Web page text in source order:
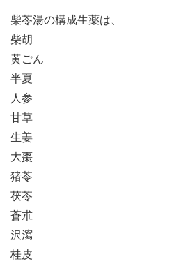
柴苓湯の構成生薬は、
柴胡
黄ごん
半夏
人参
甘草
生姜
大棗
猪苓
茯苓
蒼朮
沢瀉
桂皮